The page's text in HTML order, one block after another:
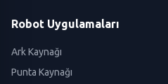
Robot Uygulamaları
Ark Kaynağı
Punta Kaynağı